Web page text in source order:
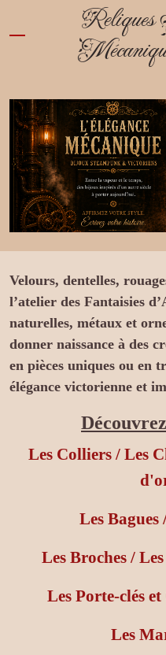
Reliques
Velours, dentelles,
l’atelier des Fantaisies
naturelles, métaux et
donner naissance à des
en pièces uniques ou en
élégance victorienne et
Les Colliers/ Les
Les Bagues
Les Broches /
Les Porte-clés
Les